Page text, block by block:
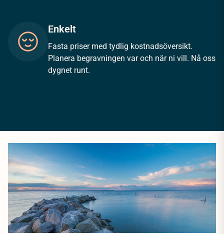
Enkelt
Fasta priser med tydlig kostnadsöversikt.
Planera begravningen var och när ni vill. Nå oss
dygnet runt.